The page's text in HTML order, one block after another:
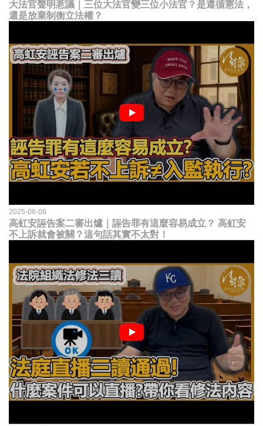
大法官聲明惹議｜三位大法官變三位小法官？是遵循憲法，
還是放棄制衡立法權？
2025-08-08
高虹安誣告案二審出爐｜誣告罪有這麼容易成立？ 高虹安
不上訴就會被關？這句話其實不太對！